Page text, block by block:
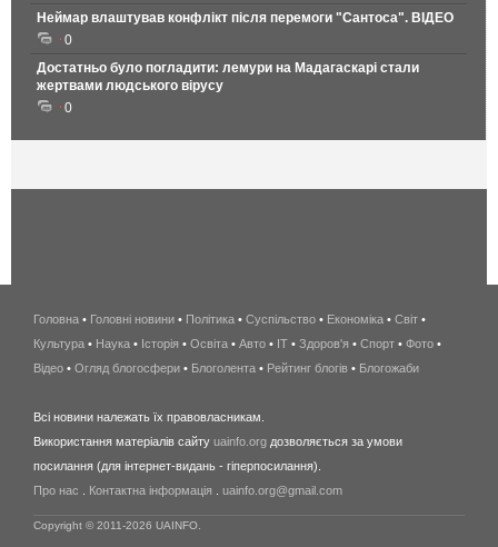
Неймар влаштував конфлікт після перемоги "Сантоса". ВІДЕО
0
Достатньо було погладити: лемури на Мадагаскарі стали
жертвами людського вірусу
0
беспроводной
интернет
киев
wimax
в
Головна • Головні новини • Політика • Суспільство • Економіка • Світ •
Культура • Наука • Історія • Освіта • Авто • IT • Здоров'я • Спорт • Фото •
Відео • Огляд блогосфери • Блоголента • Рейтинг блогів • Блогожаби
Всі новини належать їх правовласникам.
Використання матеріалів сайту uainfo.org дозволяється за умови
посилання (для інтернет-видань - гіперпосилання).
Про нас
Контактна інформація uainfo.org@gmail.com
Copyright © 2011-2026 UAINFO.